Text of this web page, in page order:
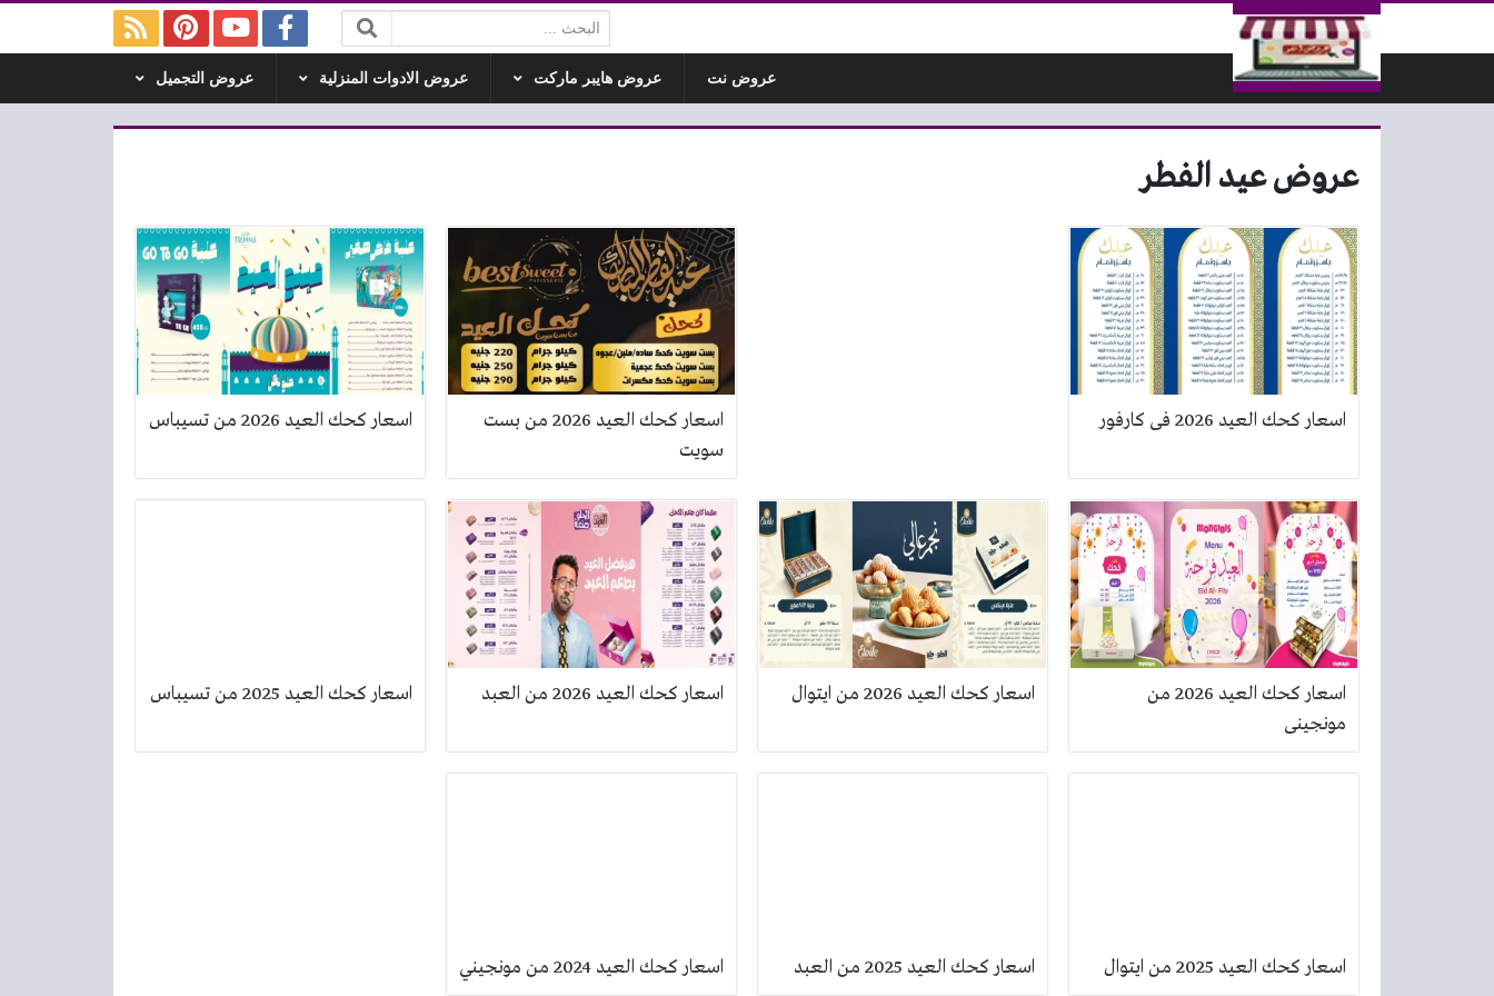
التخطي إلى المحتوى
البحث:
عروض نت عروض هايبر ماركت عروض الادوات المنزلية عروض التجميل
عروض عيد الفطر
اسعار كحك العيد 2026 فى كارفور
اسعار كحك العيد 2026 من بست
سويت
اسعار كحك العيد 2026 من تسيباس
اسعار كحك العيد 2026 من
مونجينى
اسعار كحك العيد 2026 من ايتوال اسعار كحك العيد 2026 من العبد اسعار كحك العيد 2025 من تسيباس
اسعار كحك العيد 2025 من ايتوال اسعار كحك العيد 2025 من العبد اسعار كحك العيد 2024 من مونجيني